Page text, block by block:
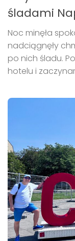
śladami
Noc minęła
nadciągnęły
po nich śladu.
hotelu i